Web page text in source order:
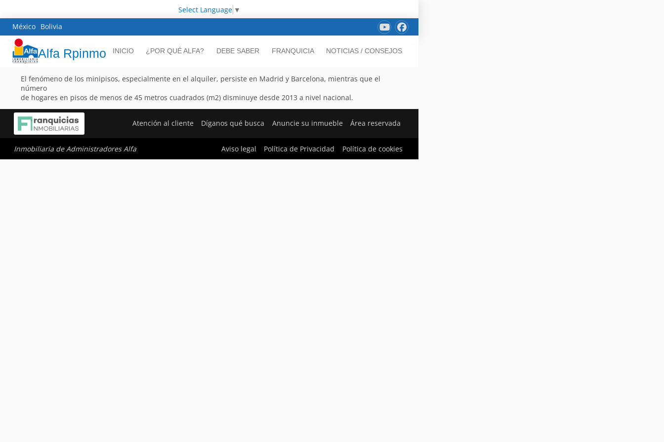
Select Language ▼
México Bolivia
Alfa Rpinmo INICIO ¿POR QUÉ ALFA? DEBE SABER FRANQUICIA NOTICIAS / CONSEJOS
El fenómeno de los minipisos, especialmente en el alquiler, persiste en Madrid y Barcelona, mientras que el
número
de hogares en pisos de menos de 45 metros cuadrados (m2) disminuye desde 2013 a nivel nacional.
Atención al cliente Díganos qué busca Anuncie su inmueble Área reservada
Inmobiliaria de Administradores Alfa Aviso legal Política de Privacidad Política de cookies